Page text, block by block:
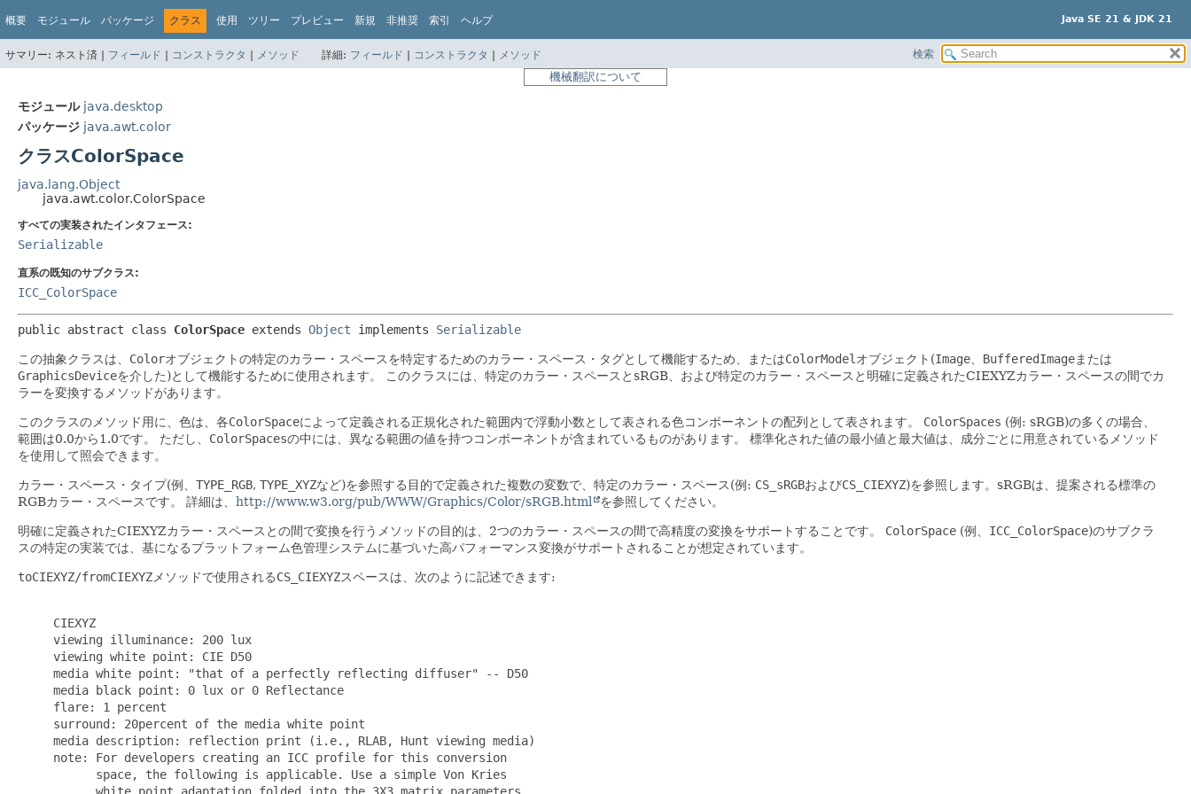
Java SE 21 & JDK 21
概要 モジュール パッケージ クラス 使用 ツリー プレビュー 新規 非推奨 索引 ヘルプ
サマリー: ネスト済 | フィールド | コンストラクタ | メソッド 詳細: フィールド | コンストラクタ | メソッド 検索
機械翻訳について
モジュール java.desktop
パッケージ java.awt.color
クラスColorSpace
java.lang.Object
java.awt.color.ColorSpace
すべての実装されたインタフェース:
Serializable
直系の既知のサブクラス:
ICC_ColorSpace
public abstract class ColorSpace extends Object implements Serializable
この抽象クラスは、 Colorオブジェクトの特定のカラー・スペースを特定するためのカラー・スペース・タグとして機能するため、またはColorModel オブジェクト(Image BufferedImageまたは
GraphicsDeviceを介した)として機能するために使用されます。
このクラスには、特定のカラー・スペースとsRGB、および特定のカラー・スペースと明確に定義されたCIEXYZカラー・スペースの間でカ
ラーを変換するメソッドがあります。
このクラスのメソッド用に、色は、各ColorSpaceによって定義される正規化された範囲内で浮動小数として表される色コンポーネントの配列として表されます。 ColorSpaces (例: sRGB)の多くの場合、
範囲は0.0から1.0です。
ただし、 ColorSpacesの中には、異なる範囲の値を持つコンポーネントが含まれているものがあります。
標準化された値の最小値と最大値は、成分ごとに用意されているメソッド
を使用して照会できます。
カラー・スペース・タイプ(例、 TYPE_RGB, TYPE_XYZなど)を参照する目的で定義された複数の変数で、特定のカラー・スペース(例: CS_sRGBおよびCS_CIEXYZ)を参照します。sRGBは、提案される標準の
RGBカラー・スペースです。
詳細は、 http://www.w3.org/pub/WWW/Graphics/Color/sRGB.html を参照してください。
明確に定義されたCIEXYZカラー・スペースとの間で変換を行うメソッドの目的は、2つのカラー・スペースの間で高精度の変換をサポートすることです。 ColorSpace (例、 ICC_ColorSpace)のサブクラ
スの特定の実装では、基になるプラットフォーム色管理システムに基づいた高パフォーマンス変換がサポートされることが想定されています。
toCIEXYZ/fromCIEXYZ メソッドで使用されるCS_CIEXYZスペースは、次のように記述できます:
CIEXYZ
viewing illuminance: 200 lux
viewing white point: CIE D50
media white point: "that of a perfectly reflecting diffuser" -- D50
media black point: 0 lux or 0 Reflectance
flare: 1 percent
surround: 20percent of the media white point
media description: reflection print (i.e., RLAB, Hunt viewing media)
note: For developers creating an ICC profile for this conversion
space, the following is applicable. Use a simple Von Kries
white point adaptation folded into the 3X3 matrix parameters